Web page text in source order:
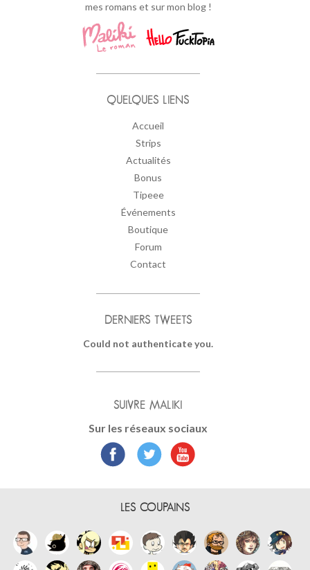
mes romans et sur mon blog !
QUELQUES LIENS
Accueil
Strips
Actualités
Bonus
Tipeee
Événements
Boutique
Forum
Contact
DERNIERS TWEETS
Could not authenticate you.
SUIVRE MALIKI
Sur les réseaux sociaux
LES COUPAINS